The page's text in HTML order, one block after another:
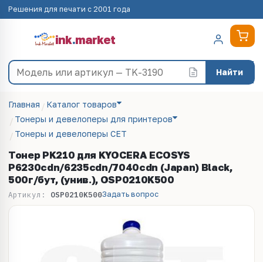
Решения для печати с 2001 года
ink.market
Найти
Главная
Каталог товаров
Тонеры и девелоперы для принтеров
Тонеры и девелоперы CET
Тонер PK210 для KYOCERA ECOSYS
P6230cdn/6235cdn/7040cdn (Japan) Black,
500г/бут, (унив.), OSP0210K500
Артикул: OSP0210K500Задать вопрос